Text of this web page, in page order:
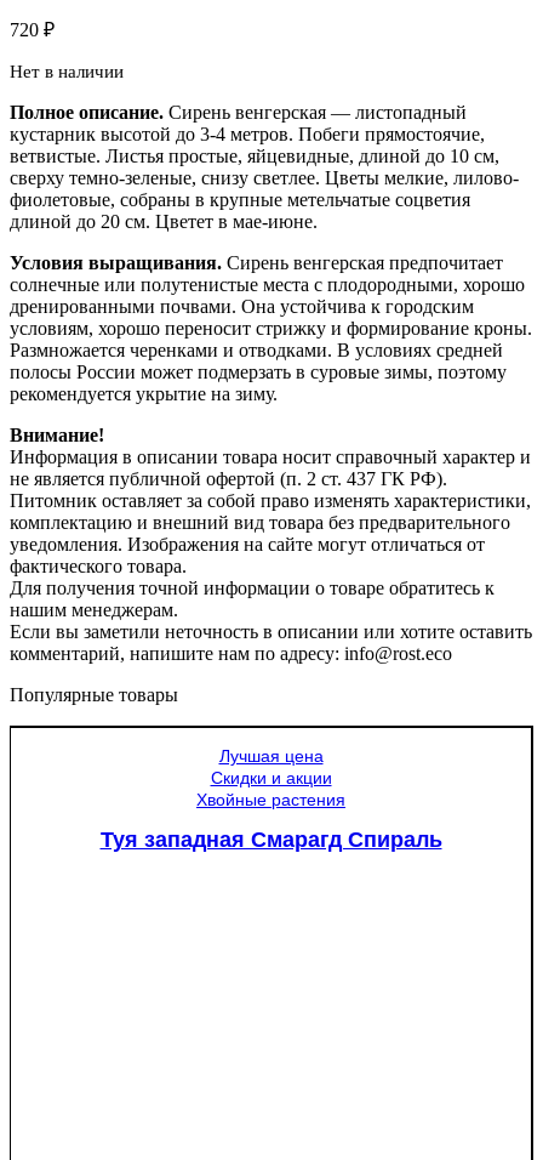
720 ₽
Нет в наличии
Полное описание. Сирень венгерская — листопадный
кустарник высотой до 3-4 метров. Побеги прямостоячие,
ветвистые. Листья простые, яйцевидные, длиной до 10 см,
сверху темно-зеленые, снизу светлее. Цветы мелкие, лилово-
фиолетовые, собраны в крупные метельчатые соцветия
длиной до 20 см. Цветет в мае-июне.
Условия выращивания. Сирень венгерская предпочитает
солнечные или полутенистые места с плодородными, хорошо
дренированными почвами. Она устойчива к городским
условиям, хорошо переносит стрижку и формирование кроны.
Размножается черенками и отводками. В условиях средней
полосы России может подмерзать в суровые зимы, поэтому
рекомендуется укрытие на зиму.
Внимание!
Информация в описании товара носит справочный характер и
не является публичной офертой (п. 2 ст. 437 ГК РФ).
Питомник оставляет за собой право изменять характеристики,
комплектацию и внешний вид товара без предварительного
уведомления. Изображения на сайте могут отличаться от
фактического товара.
Для получения точной информации о товаре обратитесь к
нашим менеджерам.
Если вы заметили неточность в описании или хотите оставить
комментарий, напишите нам по адресу: info@rost.eco
Популярные товары
Лучшая цена
Скидки и акции
Хвойные растения
Туя западная Смарагд Спираль